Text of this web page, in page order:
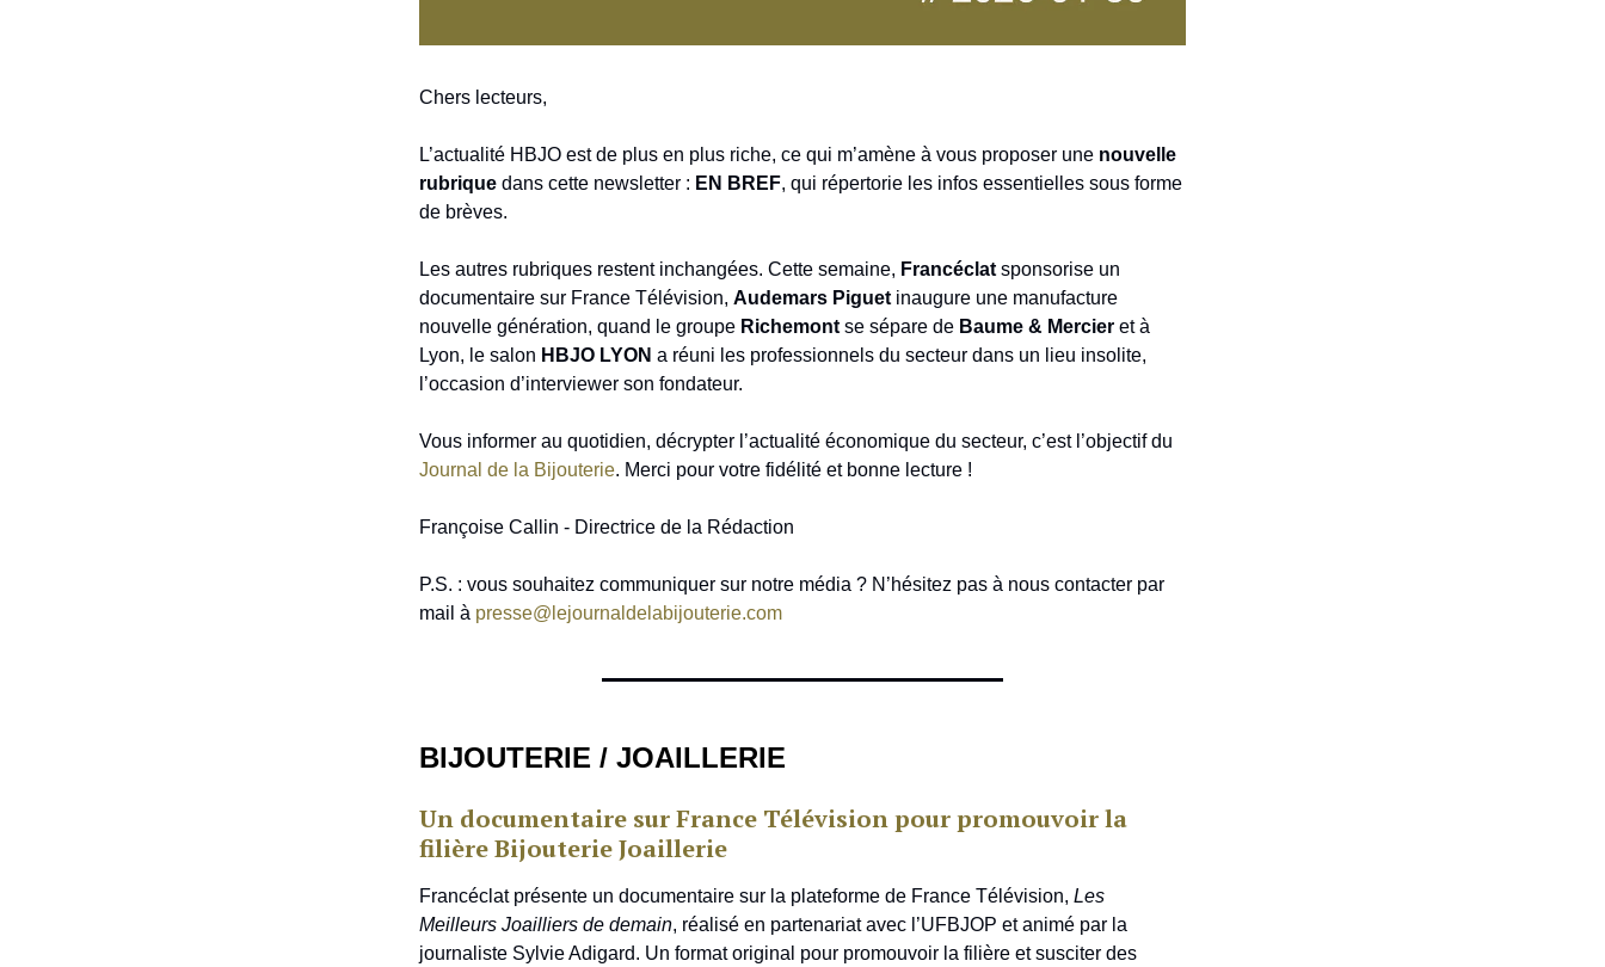
Chers lecteurs,
L’actualité HBJO est de plus en plus riche, ce qui m’amène à vous proposer une nouvelle
rubrique dans cette newsletter : EN BREF, qui répertorie les infos essentielles sous forme
de brèves.
Les autres rubriques restent inchangées. Cette semaine, Francéclat sponsorise un
documentaire sur France Télévision, Audemars Piguet inaugure une manufacture
nouvelle génération, quand le groupe Richemont se sépare de Baume & Mercier et à
Lyon, le salon HBJO LYON a réuni les professionnels du secteur dans un lieu insolite,
l’occasion d’interviewer son fondateur.
Vous informer au quotidien, décrypter l’actualité économique du secteur, c’est l’objectif du
Journal de la Bijouterie. Merci pour votre fidélité et bonne lecture !
Françoise Callin - Directrice de la Rédaction
P.S. : vous souhaitez communiquer sur notre média ? N’hésitez pas à nous contacter par
mail à presse@lejournaldelabijouterie.com
BIJOUTERIE / JOAILLERIE
Un documentaire sur France Télévision pour promouvoir la
filière Bijouterie Joaillerie
Francéclat présente un documentaire sur la plateforme de France Télévision, Les
Meilleurs Joailliers de demain, réalisé en partenariat avec l’UFBJOP et animé par la
journaliste Sylvie Adigard. Un format original pour promouvoir la filière et susciter des